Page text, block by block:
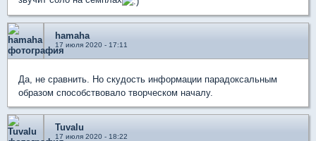
hamaha
17 июля 2020 - 17:11
Да, не сравнить. Но скудость информации парадоксальным
образом способствовало творческом началу.
Tuvalu
17 июля 2020 - 18:22